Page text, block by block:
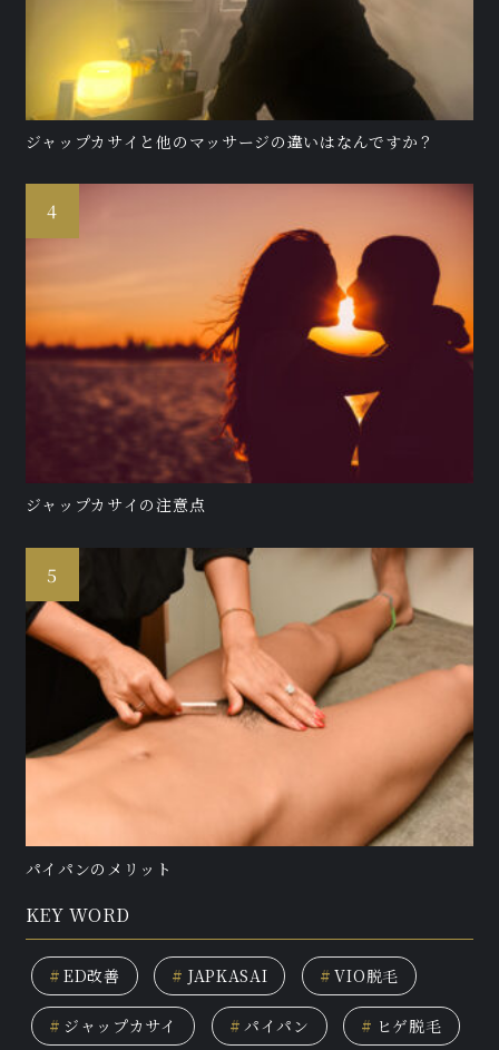
ジャップカサイと他のマッサージの違いはなんですか？
ジャップカサイの注意点
パイパンのメリット
KEY WORD
# ED改善 # JAPKASAI # VIO脱毛
# ジャップカサイ # パイパン # ヒゲ脱毛